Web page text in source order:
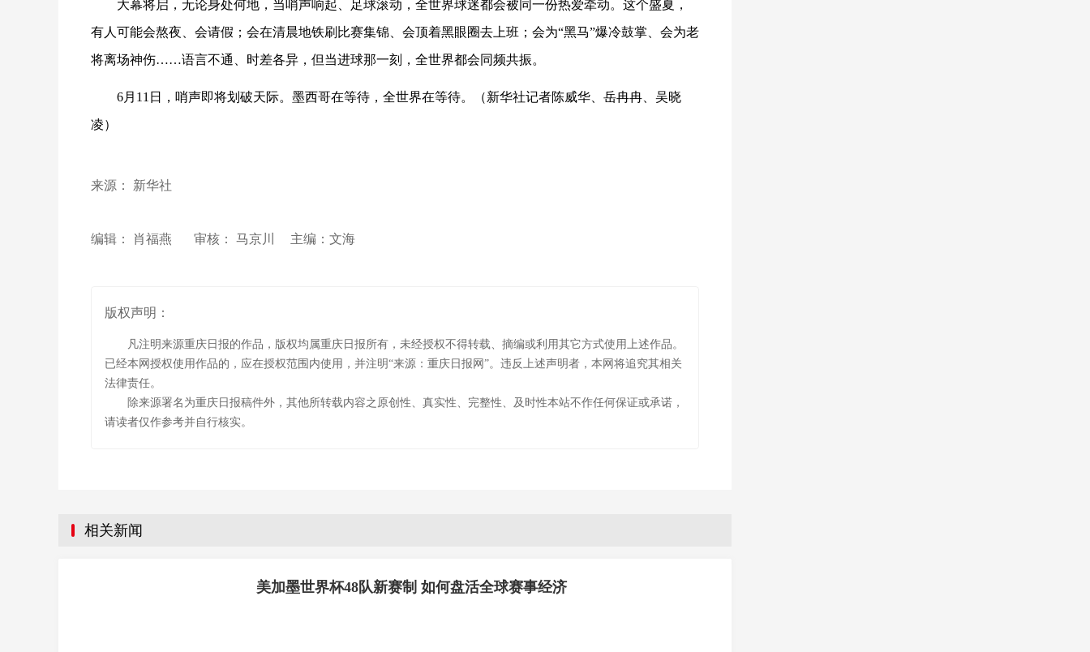
大幕将启，无论身处何地，当哨声响起、足球滚动，全世界球迷都会被同一份热爱牵动。这个盛夏，
有人可能会熬夜、会请假；会在清晨地铁刷比赛集锦、会顶着黑眼圈去上班；会为“黑马”爆冷鼓掌、会为老
将离场神伤……语言不通、时差各异，但当进球那一刻，全世界都会同频共振。
6月11日，哨声即将划破天际。墨西哥在等待，全世界在等待。（新华社记者陈威华、岳冉冉、吴晓
凌）
来源： 新华社
编辑： 肖福燕 审核： 马京川 主编：文海
版权声明：
凡注明来源重庆日报的作品，版权均属重庆日报所有，未经授权不得转载、摘编或利用其它方式使用上述作品。
已经本网授权使用作品的，应在授权范围内使用，并注明“来源：重庆日报网”。违反上述声明者，本网将追究其相关
法律责任。
除来源署名为重庆日报稿件外，其他所转载内容之原创性、真实性、完整性、及时性本站不作任何保证或承诺，
请读者仅作参考并自行核实。
相关新闻
美加墨世界杯48队新赛制 如何盘活全球赛事经济